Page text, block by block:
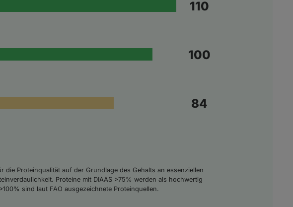
110
100
84
die Proteinqualität auf der Grundlage des Gehalts an essenziellen
Proteine mit DIAAS >75% werden als hochwertig
sind laut FAO ausgezeichnete Proteinquellen.